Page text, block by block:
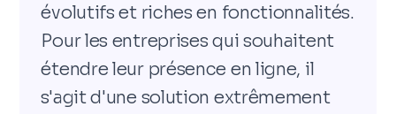
évolutifs et riches en fonctionnalités.
Pour les entreprises qui souhaitent
étendre leur présence en ligne, il
s'agit d'une solution extrêmement